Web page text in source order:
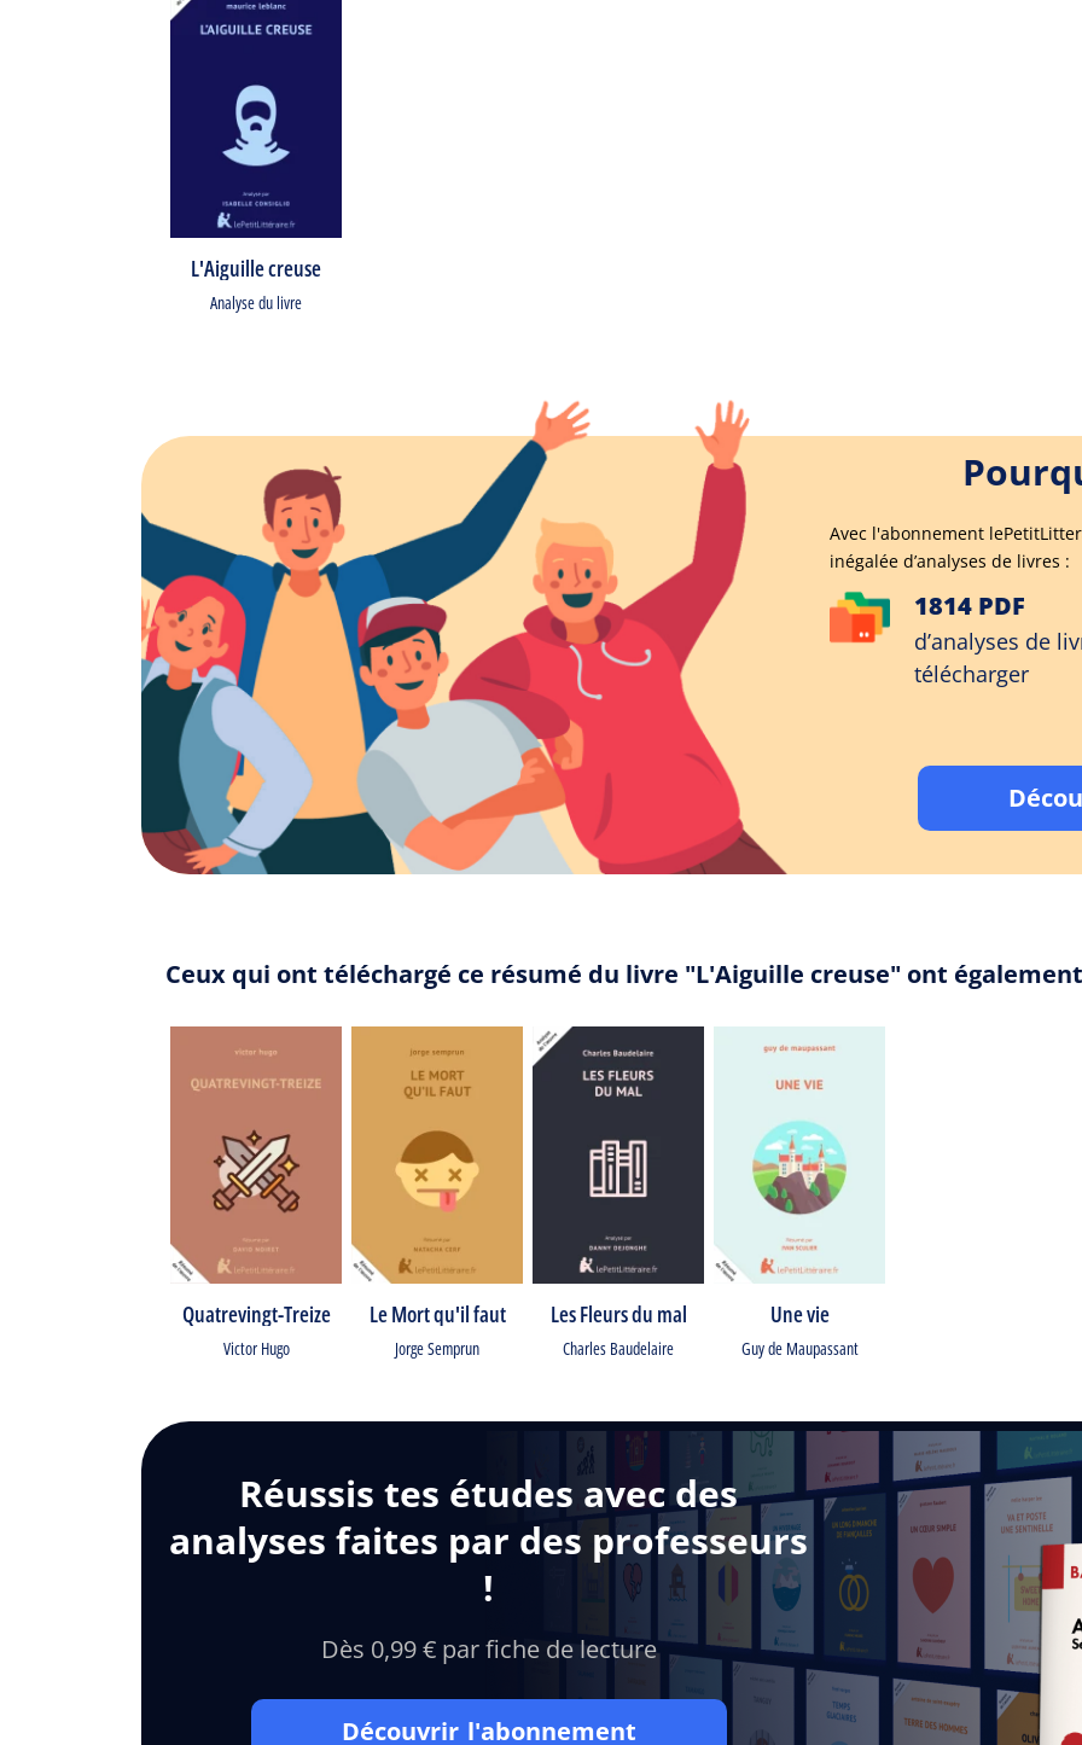
L'Aiguille creuse
Analyse du livre
Avec l'abonnement
inégalée d’analyses de livres :
1814 PDF
d’analyses de
télécharger
Ceux qui ont téléchargé ce résumé du livre "L'Aiguille creuse" ont
Quatrevingt-Treize
Victor Hugo
Le Mort qu'il faut
Jorge Semprun
Les Fleurs du mal
Charles Baudelaire
Une vie
Guy de Maupassant
Réussis tes études avec des
analyses faites par des professeurs
!
Dès 0,99 € par fiche de lecture
Découvrir l'abonnement